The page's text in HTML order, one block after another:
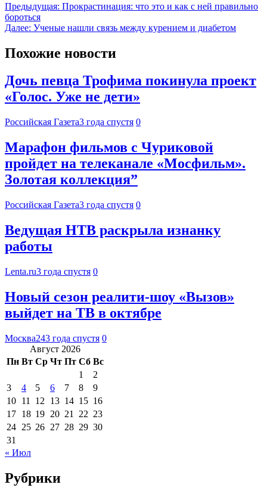
Предыдущая: Прокрастинация: что это и как с ней правильно
бороться
Далее: Ученые нашли связь между курением и диабетом
Похожие новости
Дочь певца Трофима покинула проект
«Голос. Уже не дети»
Российская Газета3 года спустя 0
Марафон фильмов с Чуриковой
пройдет на телеканале «Мосфильм».
Золотая коллекция”
Российская Газета3 года спустя 0
Ведущая НТВ раскрыла изнанку
работы
Lenta.ru3 года спустя 0
Новый сезон реалити-шоу «Вызов»
выйдет на ТВ в октябре
Москва243 года спустя 0
Август 2026
Пн Вт Ср Чт Пт Сб Вс
1
2
3
4 5 6 7 8
9
10 11 12 13 14 15 16
17 18 19 20 21 22 23
24 25 26 27 28 29 30
31
« Июл
Рубрики